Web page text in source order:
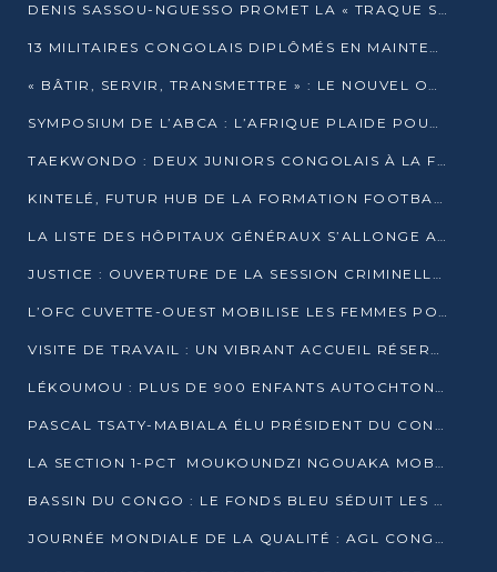
DENIS SASSOU-NGUESSO PROMET LA « TRAQUE SANS RELÂCHE » DU GRAND BANDITISME
13 MILITAIRES CONGOLAIS DIPLÔMÉS EN MAINTENANCE INDUSTRIELLE APRÈS TROIS ANS DE FORMATION À L’UNIVERSITÉ MARIEN-NGOUABI
« BÂTIR, SERVIR, TRANSMETTRE » : LE NOUVEL OUVRAGE QUI INTERPELLE LES COLLECTIVITÉS
SYMPOSIUM DE L’ABCA : L’AFRIQUE PLAIDE POUR UN FINANCEMENT CLIMATIQUE ÉQUITABLE
TAEKWONDO : DEUX JUNIORS CONGOLAIS À LA FINALE D’OPEN SYRIES 2025 À ABIDJAN
KINTELÉ, FUTUR HUB DE LA FORMATION FOOTBALLISTIQUE AFRICAINE ?
LA LISTE DES HÔPITAUX GÉNÉRAUX S’ALLONGE AU CONGO
JUSTICE : OUVERTURE DE LA SESSION CRIMINELLE À BRAZZAVILLE AVEC 52 DOSSIERS AU RÔLE
L’OFC CUVETTE-OUEST MOBILISE LES FEMMES POUR ACCUEILLIR LE PRÉSIDENT DE LA RÉPUBLIQUE
VISITE DE TRAVAIL : UN VIBRANT ACCUEIL RÉSERVÉ À DENIS SASSOU-N’GUESSO PAR L’ASSOCIATION « LES AMIS DE WOMO »
LÉKOUMOU : PLUS DE 900 ENFANTS AUTOCHTONES REÇOIVENT DES KITS SCOLAIRES GRÂCE À L’ESPACE OPOKO
PASCAL TSATY-MABIALA ÉLU PRÉSIDENT DU CONSEIL NATIONAL DE L’UPADS
LA SECTION 1-PCT MOUKOUNDZI NGOUAKA MOBILISE 100 000 FCFA POUR LE 6ᵉ CONGRÈS DU PARTI
BASSIN DU CONGO : LE FONDS BLEU SÉDUIT LES BAILLEURS À BELÉM
JOURNÉE MONDIALE DE LA QUALITÉ : AGL CONGO FORME ET SENSIBILISE LES JEUNES TALENTS